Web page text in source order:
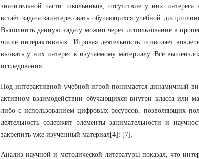
значительной части школьников, отсутствие у них
встаёт задача заинтересовать обучающихся учебной
Выполнить данную задачу можно через использование в
числе интерактивных. Игровая деятельность позволяет
вызвать у них интерес к изучаемому материалу. Всё
исследования.
Под интерактивной учебной игрой понимается динамичный
активном взаимодействии обучающихся внутри класса или
либо с использованием цифровых ресурсов, позволяющих
деятельность содержит элементы занимательности и
закрепить уже изученный материал[4]; [7].
Анализ научной и методической литературы показал, что